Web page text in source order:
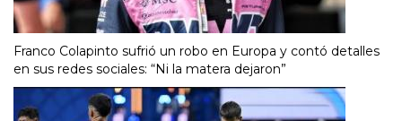
Franco Colapinto sufrió un robo en Europa y contó detalles
en sus redes sociales: “Ni la matera dejaron”